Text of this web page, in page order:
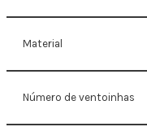
Material
Número de ventoinhas